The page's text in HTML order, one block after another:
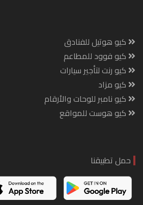
كيو هوتيل للفنادق
كيو فوود للمطاعم
كيو رنت لتأجير سيارات
كيو مزاد
كيو نامبر للوحات والأرقام
كيو هوست للمواقع
حمل تطبيقنا